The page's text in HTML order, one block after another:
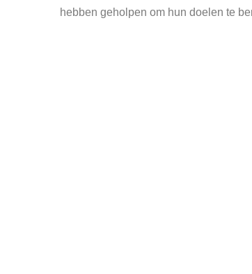
hebben geholpen om hun doelen te